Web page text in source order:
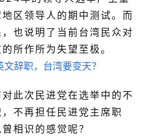
区领导人的期中测试。 而
也说明了当前台湾民众对
所作所为失望至极。
此次民进党在选举中的不
不再担任民进党主席职
相识的感觉呢？